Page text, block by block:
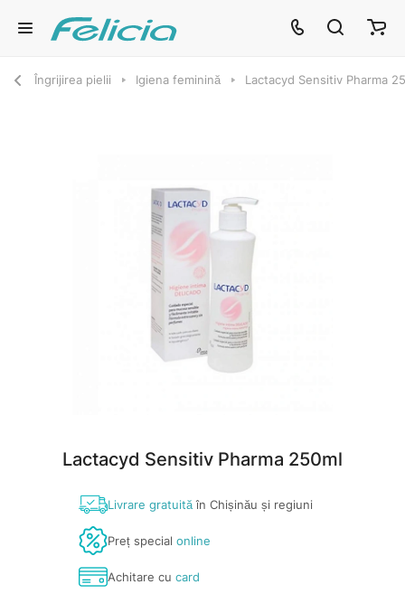
Îngrijirea pielii Igiena feminină Lactacyd Sensitiv Pharma
Lactacyd Sensitiv Pharma 250ml
Livrare gratuităîn Chișinău și regiuni
Preț special online
Achitare cu card